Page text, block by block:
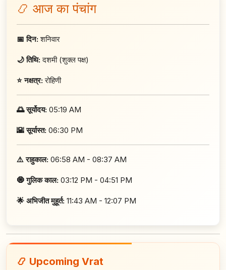
📿 आज का पंचांग
📅 दिन:शनिवार
🌙 तिथि:दशमी (शुक्ल पक्ष)
⭐ नक्षत्र:रोहिणी
🌅 सूर्योदय: 05:19 AM
🌇 सूर्यास्त: 06:30 PM
⚠️ राहुकाल: 06:58 AM - 08:37 AM
🧿 गुलिक काल: 03:12 PM - 04:51 PM
🌟 अभिजीत मुहूर्त: 11:43 AM - 12:07 PM
📿 Upcoming Vrat